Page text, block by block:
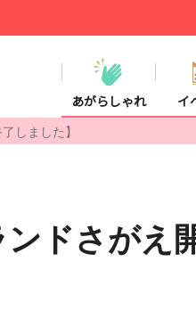
あがらしゃれ イ
しました】
ドさがえ